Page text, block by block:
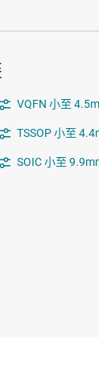
VQFN 小至
TSSOP 小至
SOIC 小至